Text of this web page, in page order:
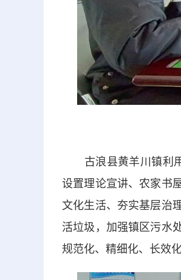
古浪县黄羊川镇利用
设置理论宣讲、农家书
文化生活、夯实基层治
活垃圾，加强镇区污水
规范化、精细化、长效化